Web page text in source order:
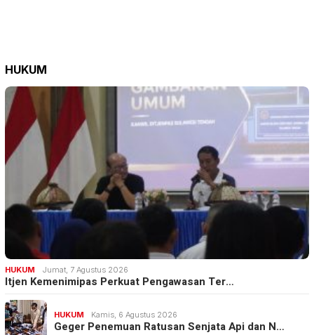
HUKUM
HUKUM Jumat, 7 Agustus 2026
Itjen Kemenimipas Perkuat Pengawasan Ter…
HUKUM Kamis, 6 Agustus 2026
Geger Penemuan Ratusan Senjata Api dan N…